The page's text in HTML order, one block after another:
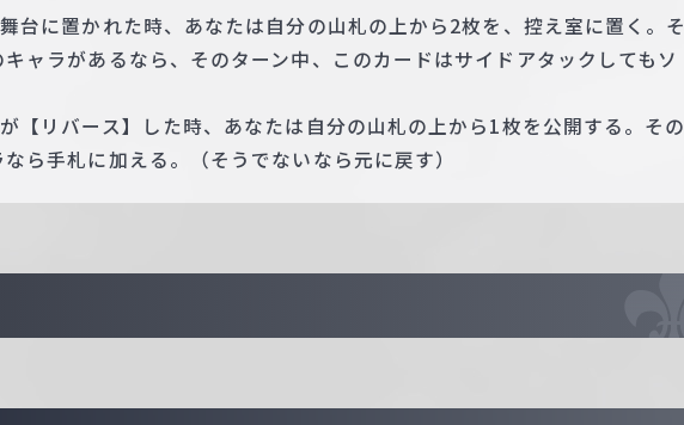
台に置かれた時、あなたは自分の山札の上から2枚を、控え室に置く。そ
ャラがあるなら、そのターン中、このカードはサイドアタックしてもソ
【リバース】した時、あなたは自分の山札の上から1枚を公開する。その
ら手札に加える。（そうでないなら元に戻す）